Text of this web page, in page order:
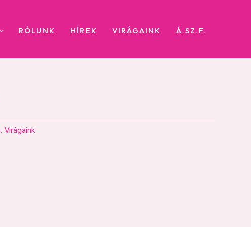
RÓLUNK HÍREK VIRÁGAINK Á.SZ.F.
, Virágaink